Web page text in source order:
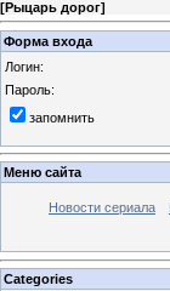
[Рыцарь дорог]
Форма входа
Логин:
Пароль:
запомнить
Меню сайта
Новости сериала
Categories